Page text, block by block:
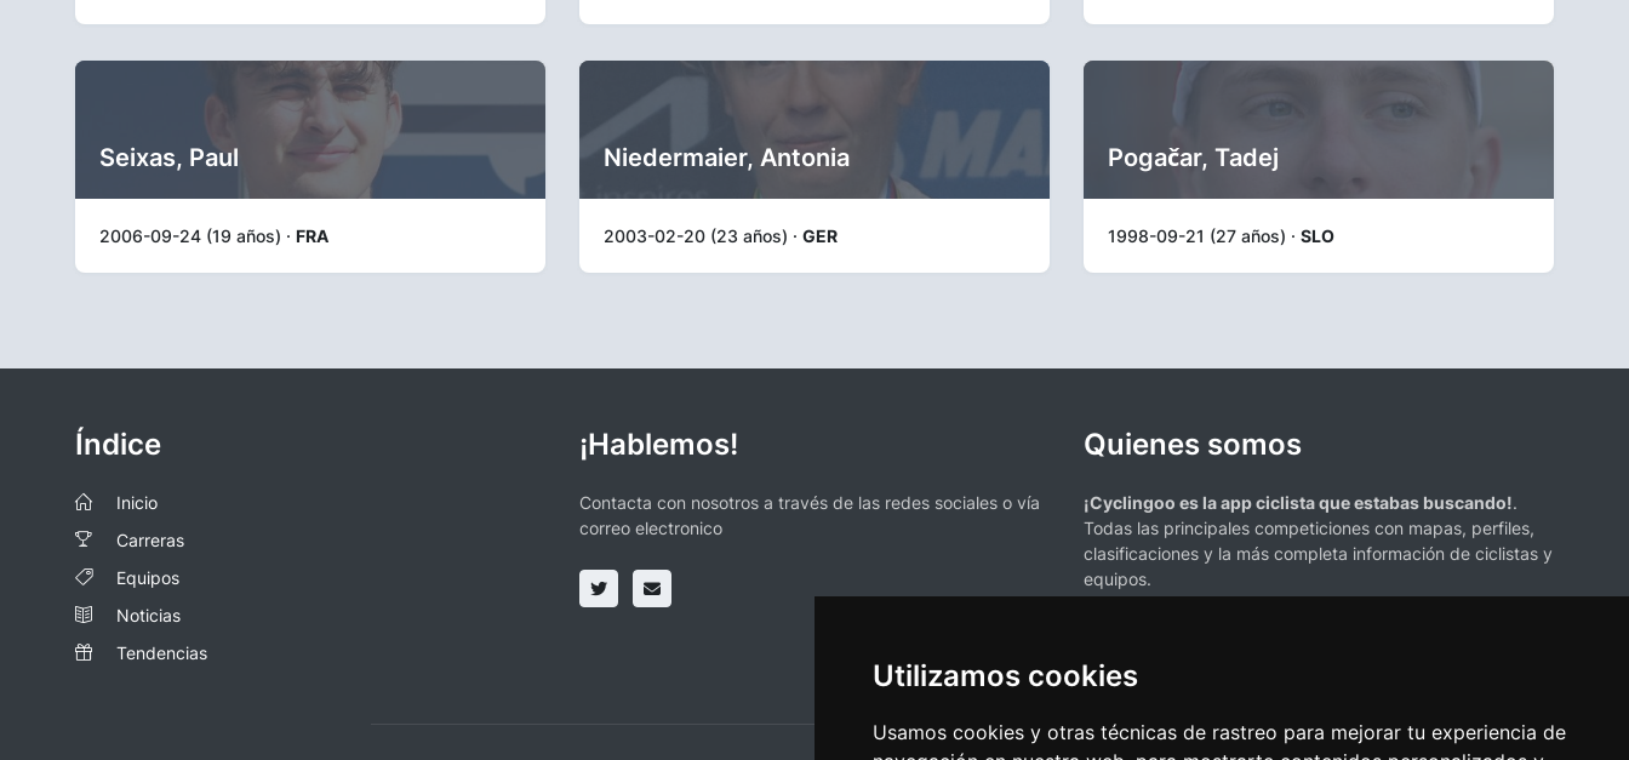
Utilizamos cookies
Usamos cookies y otras técnicas de rastreo para mejorar tu experiencia de
Seixas, Paul
2006-09-24 (19 años) · FRA
Niedermaier, Antonia
2003-02-20 (23 años) · GER
Pogačar, Tadej
1998-09-21 (27 años) · SLO
Índice
Inicio
Carreras
Equipos
Noticias
Tendencias
¡Hablemos!
Contacta con nosotros a través de las redes sociales o vía
correo electronico
Quienes somos
¡Cyclingoo es la app ciclista que estabas buscando!.
Todas las principales competiciones con mapas, perfiles,
clasificaciones y la más completa información de ciclistas y
equipos.